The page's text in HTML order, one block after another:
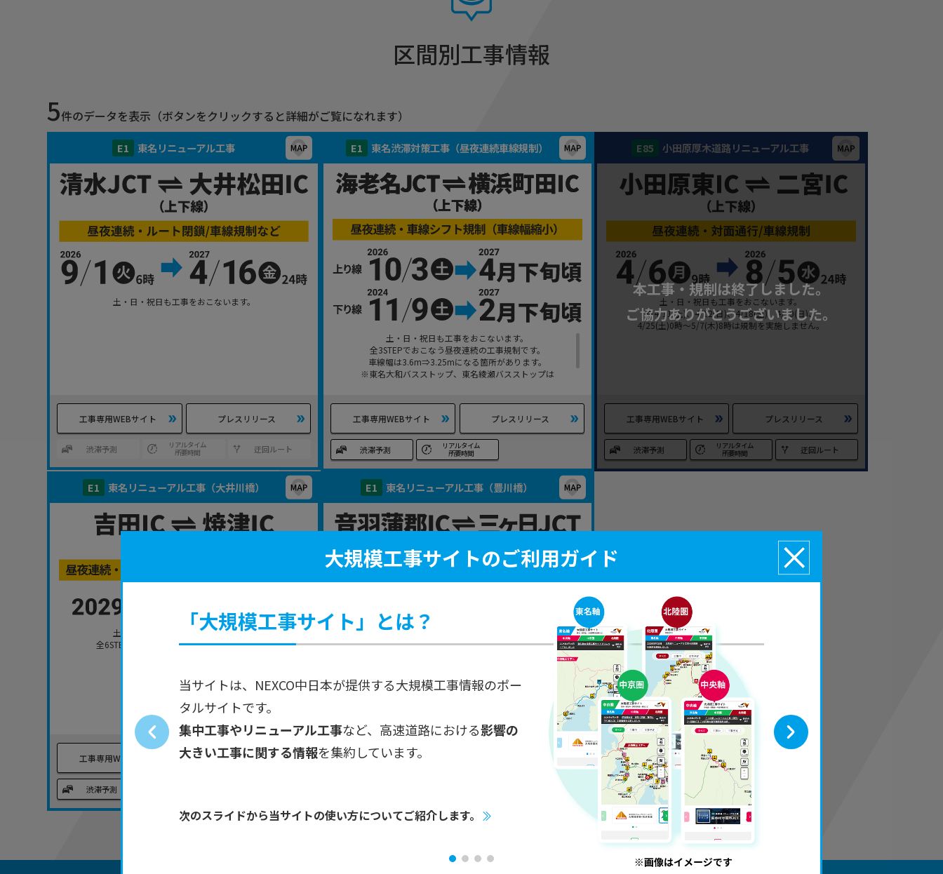
大規模工事サイトのご利用ガイド
「大規模工事サイト」とは？
当サイトは、NEXCO中日本が提供する大規模工事情報のポー
タルサイトです。
集中工事やリニューアル工事など、高速道路における影響の
大きい工事に関する情報を集約しています。
次のスライドから当サイトの使い方についてご紹介します。
区間別工事情報
5件のデータを表示（ボタンをクリックすると詳細がご覧になれます）
E1 東名リニューアル工事
土・日・祝日も工事をおこないます。
工事専用WEBサイト プレスリリース
渋滞予測 リアルタイム
所要時間 迂回ルート
E1 東名渋滞対策工事（昼夜連続車線規制）
土・日・祝日も工事をおこないます。
全3STEPでおこなう昼夜連続の工事規制です。
車線幅は3.6m⇒3.25mになる箇所があります。
※東名大和バスストップ、東名綾瀬バスストップは
工事専用WEBサイト プレスリリース
渋滞予測 リアルタイム
所要時間
本工事・規制は終了しました。
ご協力ありがとうございました。
E85 小田原厚木道路リニューアル工事
土・日・祝日も工事をおこないます。
※4/11(土)、4/12(日)、4/18(土)、4/19(日)、
4/25(土)0時～5/7(木)8時は規制を実施しません。
工事専用WEBサイト プレスリリース
渋滞予測 リアルタイム
所要時間 迂回ルート
E1 東名リニューアル工事（大井川橋）
土・日・祝日も工事をおこないます。
全6STEPでおこなう昼夜連続の工事規制です。
工事専用WEBサイト プレスリリース
渋滞予測
E1 東名リニューアル工事（豊川橋）
土・日・祝日も工事をおこないます。
全5STEPでおこなう昼夜連続の工事規制です。
工事専用WEBサイト
迂回ルート